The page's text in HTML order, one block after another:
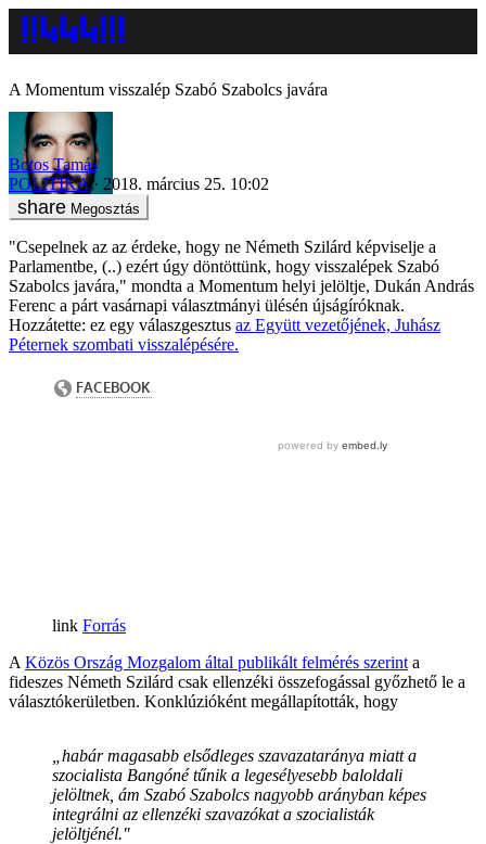
A Momentum visszalép Szabó Szabolcs javára
Botos Tamás
POLITIKA
2018. március 25. 10:02
Megosztás
"Csepelnek az az érdeke, hogy ne Németh Szilárd képviselje a
Parlamentbe, (..) ezért úgy döntöttünk, hogy visszalépek Szabó
Szabolcs javára," mondta a Momentum helyi jelöltje, Dukán András
Ferenc a párt vasárnapi választmányi ülésén újságíróknak.
Hozzátette: ez egy válaszgesztus az Együtt vezetőjének, Juhász
Péternek szombati visszalépésére.
Forrás
A Közös Ország Mozgalom által publikált felmérés szerint a
fideszes Németh Szilárd csak ellenzéki összefogással győzhető le a
választókerületben. Konklúzióként megállapították, hogy
„habár magasabb elsődleges szavazataránya miatt a
szocialista Bangóné tűnik a legesélyesebb baloldali
jelöltnek, ám Szabó Szabolcs nagyobb arányban képes
integrálni az ellenzéki szavazókat a szocialisták
jelöltjénél."